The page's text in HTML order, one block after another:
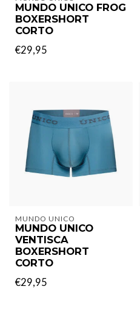
MUNDO UNICO FROG
BOXERSHORT
CORTO
€29,95
MUNDO UNICO
MUNDO UNICO
VENTISCA
BOXERSHORT
CORTO
€29,95